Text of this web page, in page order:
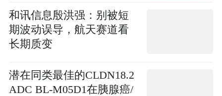
和讯信息殷洪强：别被短
期波动误导，航天赛道看
长期质变
潜在同类最佳的CLDN18.2
ADC BL-M05D1在胰腺癌/